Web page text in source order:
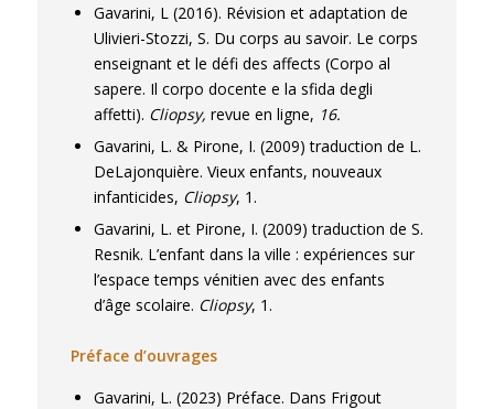
Gavarini, L (2016). Révision et adaptation de
Ulivieri-Stozzi, S. Du corps au savoir. Le corps
enseignant et le défi des affects (Corpo al
sapere. Il corpo docente e la sfida degli
affetti). Cliopsy, revue en ligne, 16.
Gavarini, L. & Pirone, I. (2009) traduction de L.
DeLajonquière. Vieux enfants, nouveaux
infanticides, Cliopsy, 1.
Gavarini, L. et Pirone, I. (2009) traduction de S.
Resnik. L’enfant dans la ville : expériences sur
l’espace temps vénitien avec des enfants
d’âge scolaire. Cliopsy, 1.
Préface d’ouvrages
Gavarini, L. (2023) Préface. Dans Frigout